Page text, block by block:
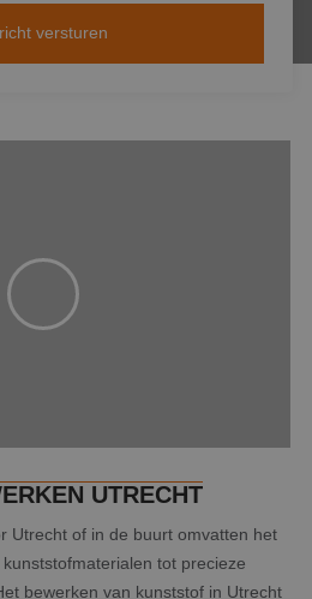
UTRECHT
Utrecht of in de buurt omvatten het
tot precieze
bewerken van kunststof in Utrecht